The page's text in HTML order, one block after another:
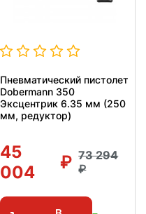
Пневматический пистолет
Dobermann 350
Эксцентрик 6.35 мм (250
мм, редуктор)
45
004
73 294